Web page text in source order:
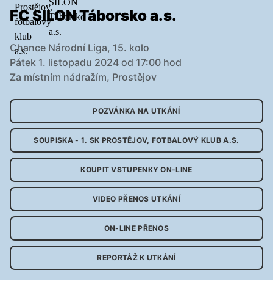
FC SILON Táborsko a.s.
Chance Národní Liga, 15. kolo
Pátek 1. listopadu 2024 od 17:00 hod
Za místním nádražím, Prostějov
POZVÁNKA NA UTKÁNÍ
SOUPISKA - 1. SK PROSTĚJOV, FOTBALOVÝ KLUB A.S.
KOUPIT VSTUPENKY ON-LINE
VIDEO PŘENOS UTKÁNÍ
ON-LINE PŘENOS
REPORTÁŽ K UTKÁNÍ